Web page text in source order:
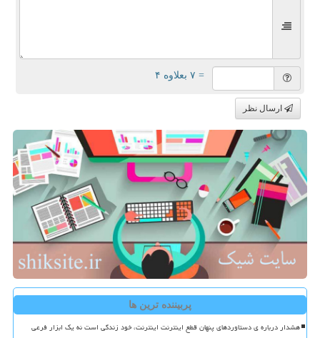
= ۷ بعلاوه ۴
ارسال نظر
پربیننده ترین ها
هشدار درباره ی دستاوردهای پنهان قطع اینترنت اینترنت، خود زندگی است نه یک ابزار فرعی